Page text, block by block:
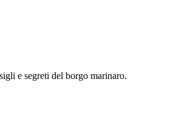
e segreti del borgo marinaro.